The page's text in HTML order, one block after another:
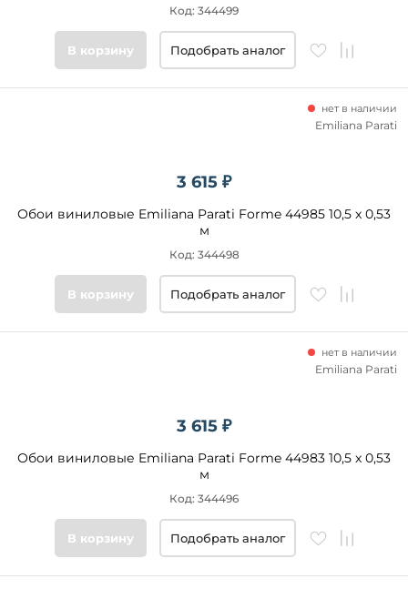
Код: 344499
В корзину Подобрать аналог
3 615 ₽
Обои виниловые Emiliana Parati Forme 44985 10,5 x 0,53
м
нет в наличии
Код: 344498
Emiliana Parati
В корзину Подобрать аналог
3 615 ₽
Обои виниловые Emiliana Parati Forme 44983 10,5 x 0,53
м
нет в наличии
Код: 344496
Emiliana Parati
В корзину Подобрать аналог